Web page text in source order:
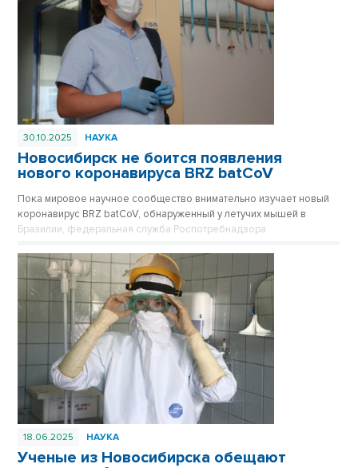
30.10.2025 НАУКА
Новосибирск не боится появления
нового коронавируса BRZ batCoV
Пока мировое научное сообщество внимательно изучает новый
коронавирус BRZ batCoV, обнаруженный у летучих мышей в
Бразилии, федеральная служба Роспотребнадзора
оперативном контроле.
18.06.2025 НАУКА
Ученые из Новосибирска обещают